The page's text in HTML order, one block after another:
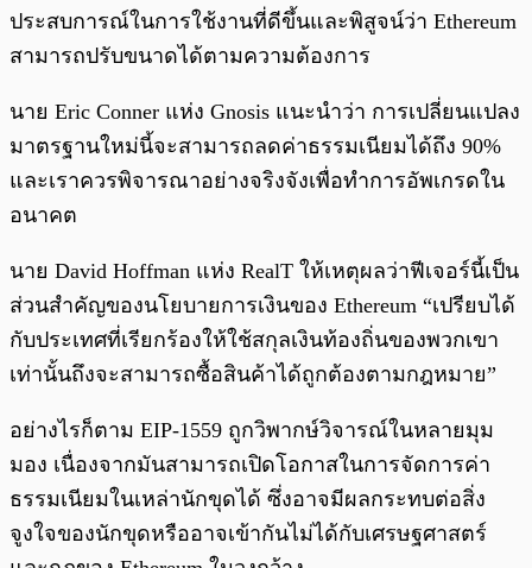
ประสบการณ์ในการใช้งานที่ดีขึ้นและพิสูจน์ว่า Ethereum
สามารถปรับขนาดได้ตามความต้องการ
นาย Eric Conner แห่ง Gnosis แนะนำว่า การเปลี่ยนแปลง
มาตรฐานใหม่นี้จะสามารถลดค่าธรรมเนียมได้ถึง 90%
และเราควรพิจารณาอย่างจริงจังเพื่อทำการอัพเกรดใน
อนาคต
นาย David Hoffman แห่ง RealT ให้เหตุผลว่าฟีเจอร์นี้เป็น
ส่วนสำคัญของนโยบายการเงินของ Ethereum “เปรียบได้
กับประเทศที่เรียกร้องให้ใช้สกุลเงินท้องถิ่นของพวกเขา
เท่านั้นถึงจะสามารถซื้อสินค้าได้ถูกต้องตามกฎหมาย”
อย่างไรก็ตาม EIP-1559 ถูกวิพากษ์วิจารณ์ในหลายมุม
มอง เนื่องจากมันสามารถเปิดโอกาสในการจัดการค่า
ธรรมเนียมในเหล่านักขุดได้ ซึ่งอาจมีผลกระทบต่อสิ่ง
จูงใจของนักขุดหรืออาจเข้ากันไม่ได้กับเศรษฐศาสตร์